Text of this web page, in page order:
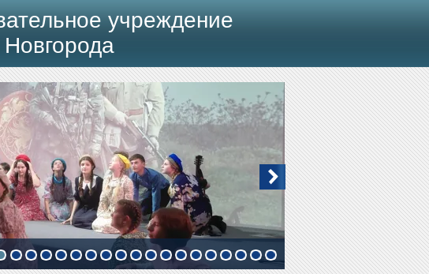
учреждение